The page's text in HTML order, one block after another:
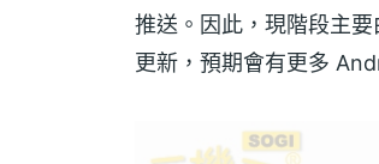
推送。因此，現階段主
更新，預期會有更多